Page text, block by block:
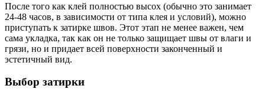
После того как клей полностью высох (обычно это занимает
24-48 часов, в зависимости от типа клея и условий), можно
приступать к затирке швов. Этот этап не менее важен, чем
сама укладка, так как он не только защищает швы от влаги и
грязи, но и придает всей поверхности законченный и
эстетичный вид.
Выбор затирки